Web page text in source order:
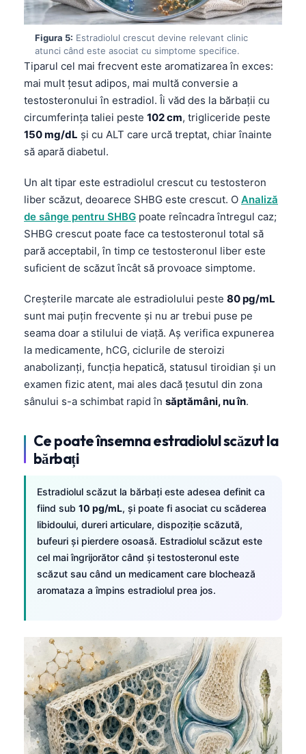
Figura 5: Estradiolul crescut devine relevant clinic
atunci când este asociat cu simptome specifice.
Tiparul cel mai frecvent este aromatizarea în exces:
mai mult țesut adipos, mai multă conversie a
testosteronului în estradiol. Îi văd des la bărbații cu
circumferința taliei peste 102 cm, trigliceride peste
150 mg/dL și cu ALT care urcă treptat, chiar înainte
să apară diabetul.
Un alt tipar este estradiolul crescut cu testosteron
liber scăzut, deoarece SHBG este crescut. O Analiză
de sânge pentru SHBG poate reîncadra întregul caz;
SHBG crescut poate face ca testosteronul total să
pară acceptabil, în timp ce testosteronul liber este
suficient de scăzut încât să provoace simptome.
Creșterile marcate ale estradiolului peste 80 pg/mL
sunt mai puțin frecvente și nu ar trebui puse pe
seama doar a stilului de viață. Aș verifica expunerea
la medicamente, hCG, ciclurile de steroizi
anabolizanți, funcția hepatică, statusul tiroidian și un
examen fizic atent, mai ales dacă țesutul din zona
sânului s-a schimbat rapid în săptămâni, nu în.
Ce poate însemna estradiolul scăzut la
bărbați
Estradiolul scăzut la bărbați este adesea definit ca
fiind sub 10 pg/mL, și poate fi asociat cu scăderea
libidoului, dureri articulare, dispoziție scăzută,
bufeuri și pierdere osoasă. Estradiolul scăzut este
cel mai îngrijorător când și testosteronul este
scăzut sau când un medicament care blochează
aromataza a împins estradiolul prea jos.
ئۇيغۇرچە
Кыргызча
Татар теле
Беларуская мова
Esperanto
Norsk bokmål